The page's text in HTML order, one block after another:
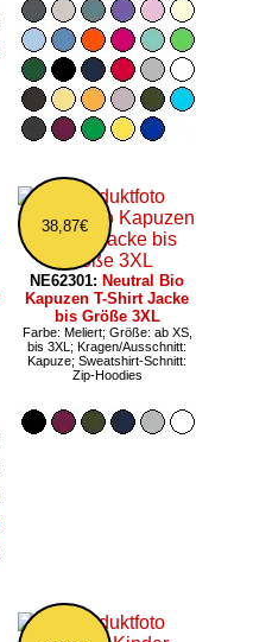
38,87€
NE62301: Neutral Bio
Kapuzen T-Shirt Jacke
bis Größe 3XL
Farbe: Meliert; Größe: ab XS,
bis 3XL; Kragen/Ausschnitt:
Kapuze; Sweatshirt-Schnitt:
Zip-Hoodies